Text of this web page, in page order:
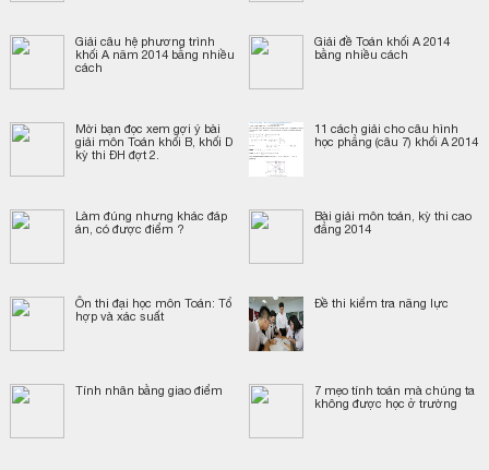
Giải câu hệ phương trình
khối A năm 2014 bằng nhiều
cách
Giải đề Toán khối A 2014
bằng nhiều cách
Mời bạn đọc xem gợi ý bài
giải môn Toán khối B, khối D
kỳ thi ĐH đợt 2.
11 cách giải cho câu hình
học phẳng (câu 7) khối A 2014
Làm đúng nhưng khác đáp
án, có được điểm ?
Bài giải môn toán, kỳ thi cao
đẳng 2014
Ôn thi đại học môn Toán: Tổ
hợp và xác suất
Đề thi kiểm tra năng lực
Tính nhân bằng giao điểm
7 mẹo tính toán mà chúng ta
không được học ở trường